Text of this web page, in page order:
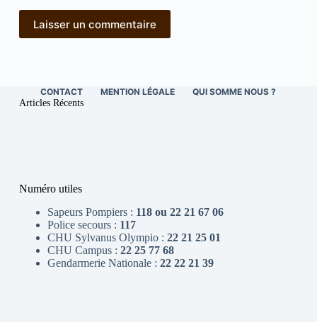
Laisser un commentaire
CONTACT MENTION LÉGALE QUI SOMME NOUS ?
Articles Récents
Numéro utiles
Sapeurs Pompiers : 118 ou 22 21 67 06
Police secours : 117
CHU Sylvanus Olympio : 22 21 25 01
CHU Campus : 22 25 77 68
Gendarmerie Nationale : 22 22 21 39